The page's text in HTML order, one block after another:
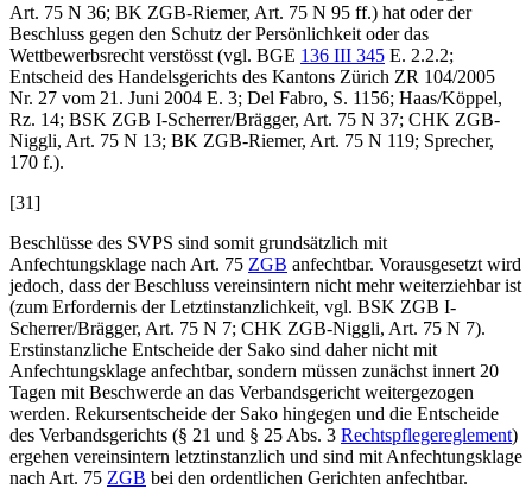
Art. 75 N 36; BK ZGB-Riemer, Art. 75 N 95 ff.) hat oder der
Beschluss gegen den Schutz der Persönlichkeit oder das
Wettbewerbsrecht verstösst (vgl. BGE 136 III 345 E. 2.2.2;
Entscheid des Handelsgerichts des Kantons Zürich ZR 104/2005
Nr. 27 vom 21. Juni 2004 E. 3; Del Fabro, S. 1156; Haas/Köppel,
Rz. 14; BSK ZGB I-Scherrer/Brägger, Art. 75 N 37; CHK ZGB-
Niggli, Art. 75 N 13; BK ZGB-Riemer, Art. 75 N 119; Sprecher,
170 f.).
[31]
Beschlüsse des SVPS sind somit grundsätzlich mit
Anfechtungsklage nach Art. 75 ZGB anfechtbar. Vorausgesetzt wird
jedoch, dass der Beschluss vereinsintern nicht mehr weiterziehbar ist
(zum Erfordernis der Letztinstanzlichkeit, vgl. BSK ZGB I-
Scherrer/Brägger, Art. 75 N 7; CHK ZGB-Niggli, Art. 75 N 7).
Erstinstanzliche Entscheide der Sako sind daher nicht mit
Anfechtungsklage anfechtbar, sondern müssen zunächst innert 20
Tagen mit Beschwerde an das Verbandsgericht weitergezogen
werden. Rekursentscheide der Sako hingegen und die Entscheide
des Verbandsgerichts (§ 21 und § 25 Abs. 3 Rechtspflegereglement)
ergehen vereinsintern letztinstanzlich und sind mit Anfechtungsklage
nach Art. 75 ZGB bei den ordentlichen Gerichten anfechtbar.